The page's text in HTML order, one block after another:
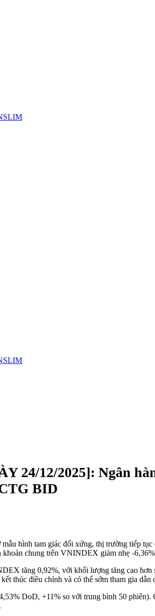
24/12/2025]: Ngân
BID
hình tam giác đối xứng, thị trường tiếp
khoản chung trên VNINDEX giảm nhẹ -
tăng 0,92%, với khối lượng tăng cao
thúc điều chỉnh và có thể sớm tham gia
DoD, +11% so với trung bình 50